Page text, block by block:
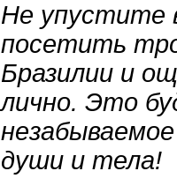
Не упустите
посетить
Бразилии и
лично. Это
души и тела!